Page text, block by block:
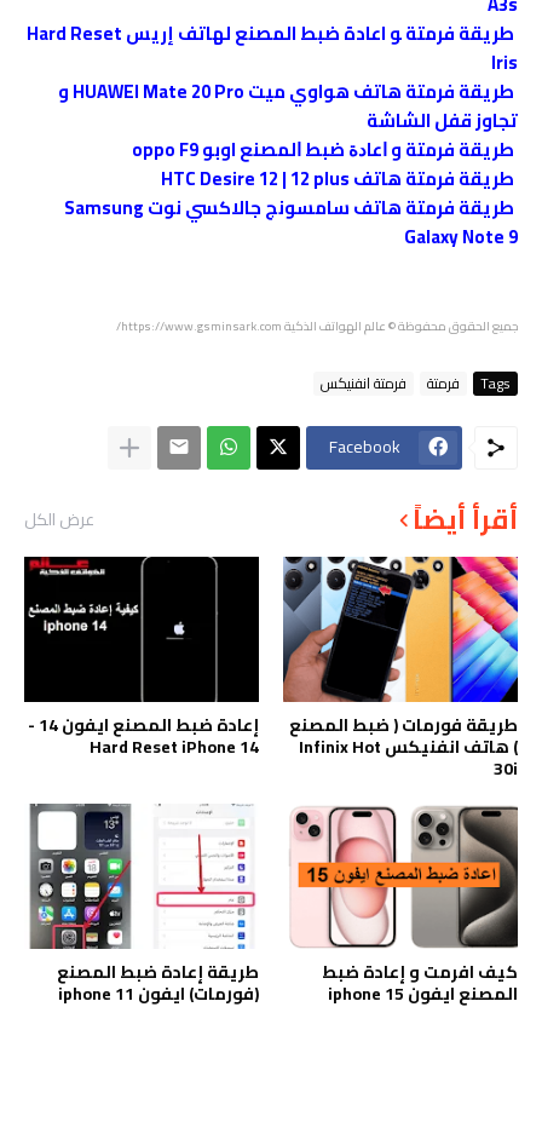
طريقة فرمتة ﻮ اعادة ضبط المصنع ﻟﻬﺎﺗﻒ إريس Hard Reset
Iris
طريقة فرمتة هاتف هواوي ميت HUAWEI Mate 20 Pro و
تجاوز قفل الشاشة
طريقة فرمتة و ﺍﻋﺎﺩﺓ ﺿﺒﻂ ﺍﻟﻤﺼﻨﻊ اوبو oppo F9
طريقة فرمتة هاتف HTC Desire 12 | 12 plus
طريقة فرمتة هاتف سامسونج جالاكسي نوت Samsung
Galaxy Note 9
جميع الحقوق محفوظة© عالم الهواتف الذكية https://www.gsminsark.com/
Tags فرمتة فرمتة انفنيكس
Facebook
أقرأ أيضاً عرض الكل
طريقة فورمات ( ضبط المصنع
) هاتف انفنيكس Infinix Hot
30i
إعادة ضبط المصنع ايفون 14 -
Hard Reset iPhone 14
كيف افرمت و إعادة ضبط
المصنع ايفون iphone 15
طريقة إعادة ضبط المصنع
(فورمات) ايفون iphone 11